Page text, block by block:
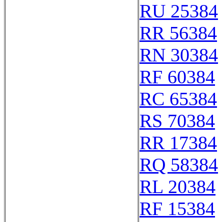
RU 25384
RR 56384
RN 30384
RF 60384
RC 65384
RS 70384
RR 17384
RQ 58384
RL 20384
RF 15384